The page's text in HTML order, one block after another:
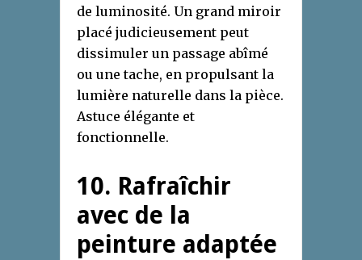
de luminosité. Un grand miroir
placé judicieusement peut
dissimuler un passage abîmé
ou une tache, en propulsant la
lumière naturelle dans la pièce.
Astuce élégante et
fonctionnelle.
10. Rafraîchir
avec de la
peinture adaptée